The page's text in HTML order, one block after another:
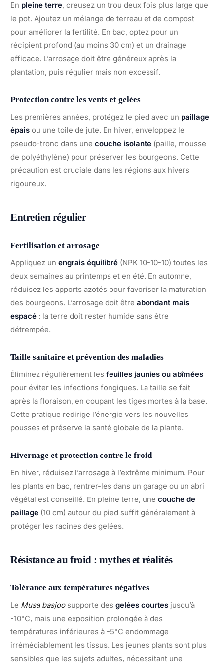
En pleine terre, creusez un trou deux fois plus large que
le pot. Ajoutez un mélange de terreau et de compost
pour améliorer la fertilité. En bac, optez pour un
récipient profond (au moins 30 cm) et un drainage
efficace. L’arrosage doit être généreux après la
plantation, puis régulier mais non excessif.
Protection contre les vents et gelées
Les premières années, protégez le pied avec un paillage
épais ou une toile de jute. En hiver, enveloppez le
pseudo-tronc dans une couche isolante (paille, mousse
de polyéthylène) pour préserver les bourgeons. Cette
précaution est cruciale dans les régions aux hivers
rigoureux.
Entretien régulier
Fertilisation et arrosage
Appliquez un engrais équilibré (NPK 10-10-10) toutes les
deux semaines au printemps et en été. En automne,
réduisez les apports azotés pour favoriser la maturation
des bourgeons. L’arrosage doit être abondant mais
espacé : la terre doit rester humide sans être
détrempée.
Taille sanitaire et prévention des maladies
Éliminez régulièrement les feuilles jaunies ou abîmées
pour éviter les infections fongiques. La taille se fait
après la floraison, en coupant les tiges mortes à la base.
Cette pratique redirige l’énergie vers les nouvelles
pousses et préserve la santé globale de la plante.
Hivernage et protection contre le froid
En hiver, réduisez l’arrosage à l’extrême minimum. Pour
les plants en bac, rentrer-les dans un garage ou un abri
végétal est conseillé. En pleine terre, une couche de
paillage (10 cm) autour du pied suffit généralement à
protéger les racines des gelées.
Résistance au froid : mythes et réalités
Tolérance aux températures négatives
Le Musa basjoosupporte des gelées courtes jusqu’à
-10°C, mais une exposition prolongée à des
températures inférieures à -5°C endommage
irrémédiablement les tissus. Les jeunes plants sont plus
sensibles que les sujets adultes, nécessitant une